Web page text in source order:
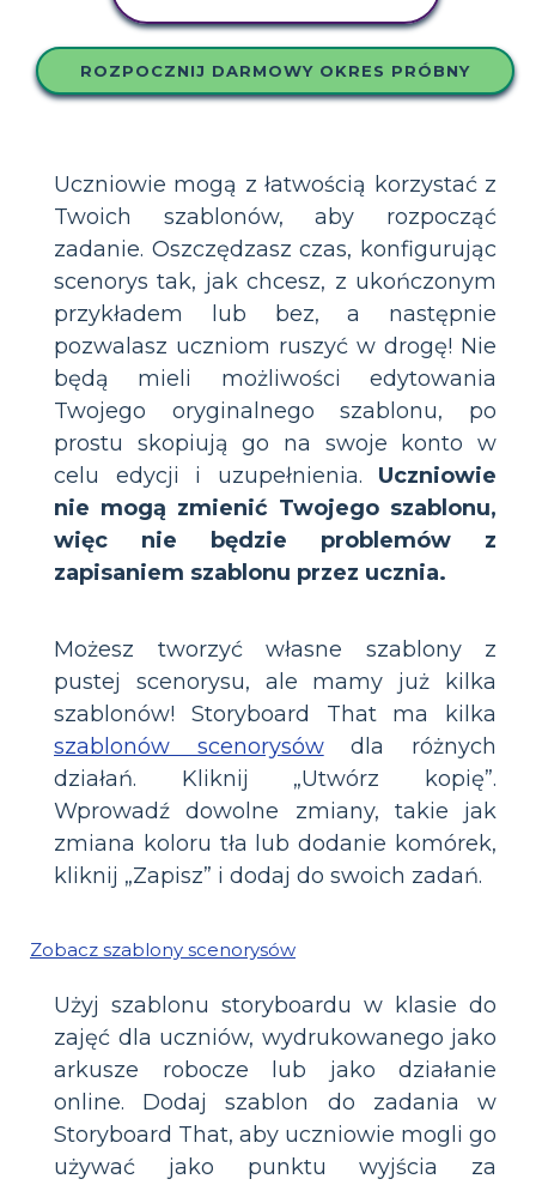
ROZPOCZNIJ DARMOWY OKRES PRÓBNY
Uczniowie mogą z łatwością korzystać z
Twoich szablonów, aby rozpocząć
zadanie. Oszczędzasz czas, konfigurując
scenorys tak, jak chcesz, z ukończonym
przykładem lub bez, a następnie
pozwalasz uczniom ruszyć w drogę! Nie
będą mieli możliwości edytowania
Twojego oryginalnego szablonu, po
prostu skopiują go na swoje konto w
celu edycji i uzupełnienia. Uczniowie
nie mogą zmienić Twojego szablonu,
więc nie będzie problemów z
zapisaniem szablonu przez ucznia.
Możesz tworzyć własne szablony z
pustej scenorysu, ale mamy już kilka
szablonów! Storyboard That ma kilka
szablonów scenorysówdla różnych
działań. Kliknij „Utwórz kopię”.
Wprowadź dowolne zmiany, takie jak
zmiana koloru tła lub dodanie komórek,
kliknij „Zapisz” i dodaj do swoich zadań.
Zobacz szablony scenorysów
Użyj szablonu storyboardu w klasie do
zajęć dla uczniów, wydrukowanego jako
arkusze robocze lub jako działanie
online. Dodaj szablon do zadania w
Storyboard That, aby uczniowie mogli go
używać jako punktu wyjścia za